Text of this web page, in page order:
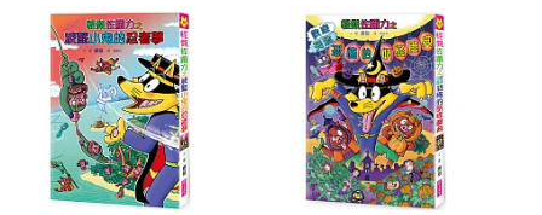
祝裕(4)
(日)原裕(2) 上奈紗空(2)
北京科學技術出版社(7)
千華數位文化(6) 台灣角川(6)
教育部國民及學前教育署(6)
可海外宅配(248)
可港澳店取(244)
可新加坡店取(244)